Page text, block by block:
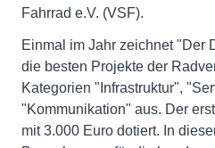
Fahrrad e.V. (VSF).
Einmal im Jahr zeichnet "Der
die besten Projekte der
Kategorien "Infrastruktur",
"Kommunikation" aus. Der
mit 3.000 Euro dotiert. In